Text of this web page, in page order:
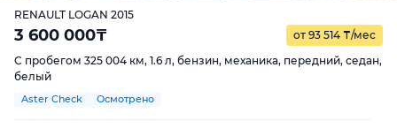
RENAULT LOGAN 2015
3 600 000₸ от 93 514 ₸/мес
С пробегом 325 004 км, 1.6 л, бензин, механика, передний, седан,
белый
Aster Check Осмотрено